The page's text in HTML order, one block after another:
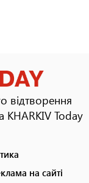
відтворення
KHARKIV Today
на сайті